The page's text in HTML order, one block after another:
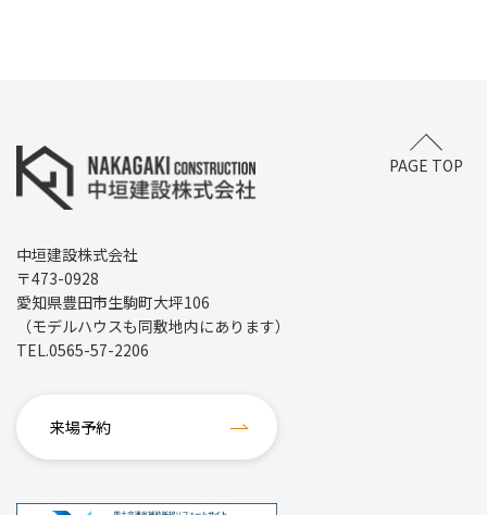
PAGE TOP
中垣建設株式会社
〒473-0928
愛知県豊田市生駒町大坪106
（モデルハウスも同敷地内にあります）
TEL.0565-57-2206
来場予約